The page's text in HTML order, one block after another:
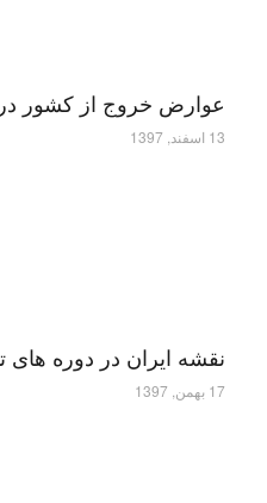
عوارض خروج از کشور در
13 اسفند, 1397
نقشه ایران در دوره
17 بهمن, 1397